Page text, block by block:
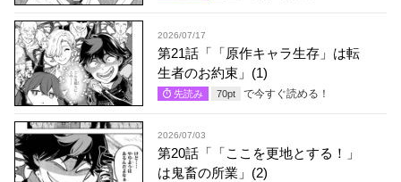
2026/07/17
第21話「「原作キャラ生存」は転
生者のお約束」(1)
先読み 70pt で今すぐ読める！
2026/07/03
第20話「「ここを更地とする！」
は鬼畜の所業」(2)